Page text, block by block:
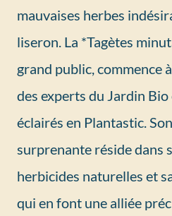
mauvaises herbes
liseron. La *Tagètes
grand public, commence
des experts du Jardin
éclairés en Plantastic.
surprenante réside dans
herbicides naturelles et
qui en font une alliée